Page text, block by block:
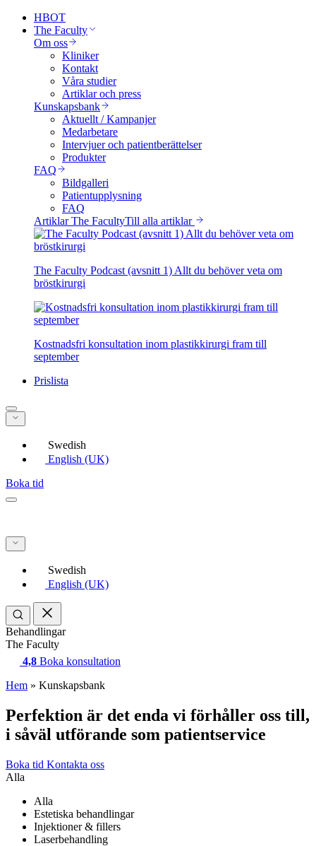
HBOT
The Faculty
Om oss
Kliniker
Kontakt
Våra studier
Artiklar och press
Kunskapsbank
Aktuellt / Kampanjer
Medarbetare
Intervjuer och patientberättelser
Produkter
FAQ
Bildgalleri
Patientupplysning
FAQ
Artiklar The FacultyTill alla artiklar
The Faculty Podcast (avsnitt 1) Allt du behöver veta om
bröstkirurgi
Kostnadsfri konsultation inom plastikkirurgi fram till
september
Prislista
Swedish
English (UK)
Boka tid
Swedish
English (UK)
Behandlingar
The Faculty
4,8 Boka konsultation
Hem » Kunskapsbank
Perfektion är det enda vi förhåller oss till,
i såväl utförande som patientservice
Boka tid Kontakta oss
Alla
Alla
Estetiska behandlingar
Injektioner & fillers
Laserbehandling